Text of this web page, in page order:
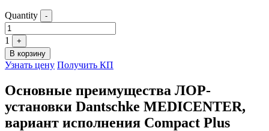
Quantity -
1
+
В корзину
Узнать цену Получить КП
Основные преимущества ЛОР-
установки Dantschke MEDICENTER,
вариант исполнения Compact Plus